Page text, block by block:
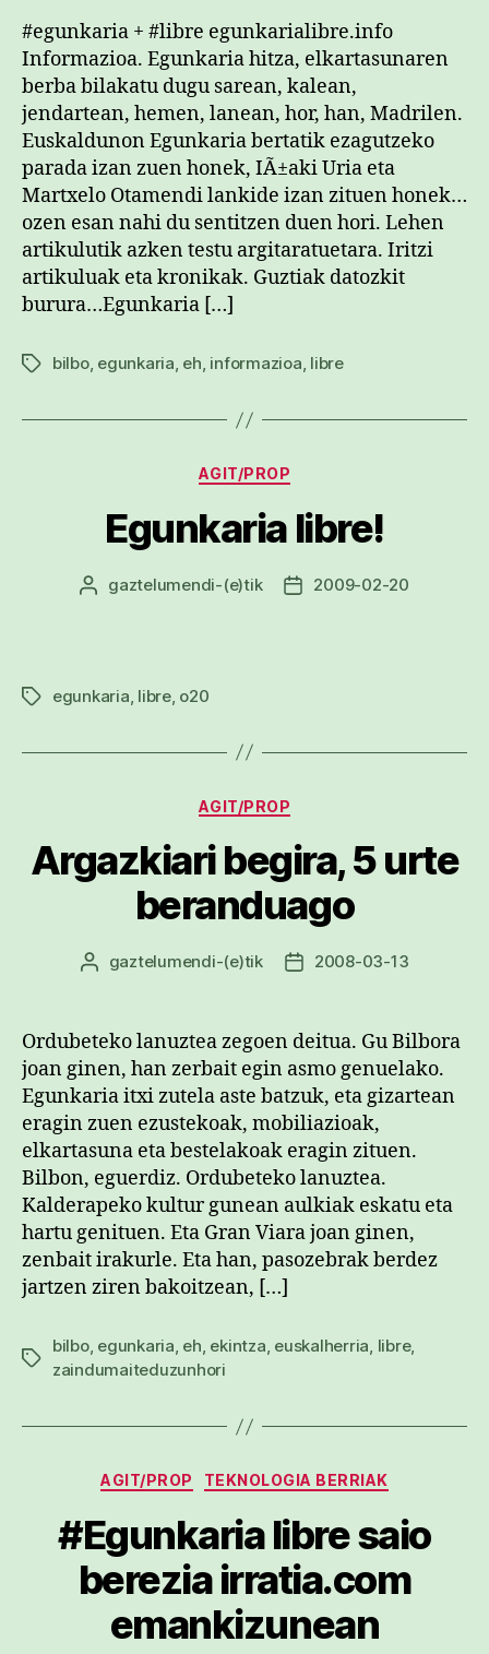
#egunkaria + #libre egunkarialibre.info
Informazioa. Egunkaria hitza, elkartasunaren
berba bilakatu dugu sarean, kalean,
jendartean, hemen, lanean, hor, han, Madrilen.
Euskaldunon Egunkaria bertatik ezagutzeko
parada izan zuen honek, IÃ±aki Uria eta
Martxelo Otamendi lankide izan zituen honek…
ozen esan nahi du sentitzen duen hori. Lehen
artikulutik azken testu argitaratuetara. Iritzi
artikuluak eta kronikak. Guztiak datozkit
burura…Egunkaria […]
Etiketak
bilbo, egunkaria, eh, informazioa, libre
Kategoriak
AGIT/PROP
Egunkaria libre!
Argitalpenaren
gaztelumendi-(e)tik
Argitalpenaren
2009-02-20
Etiketakegunkaria libre, o20
Kategoriak
AGIT/PROP
Argazkiari begira, 5 urte
beranduago
Argitalpenaren
gaztelumendi-(e)tik
Argitalpenaren
2008-03-13
Ordubeteko lanuztea zegoen deitua. Gu Bilbora
joan ginen, han zerbait egin asmo genuelako.
Egunkaria itxi zutela aste batzuk, eta gizartean
eragin zuen ezustekoak, mobiliazioak,
elkartasuna eta bestelakoak eragin zituen.
Bilbon, eguerdiz. Ordubeteko lanuztea.
Kalderapeko kultur gunean aulkiak eskatu eta
hartu genituen. Eta Gran Viara joan ginen,
zenbait irakurle. Eta han, pasozebrak berdez
jartzen ziren bakoitzean, […]
Etiketak
bilbo, egunkaria, eh, ekintza, euskalherria, libre,
zaindumaiteduzunhori
Kategoriak
AGIT/PROP TEKNOLOGIA BERRIAK
#Egunkaria libre saio
berezia irratia.com
emankizunean